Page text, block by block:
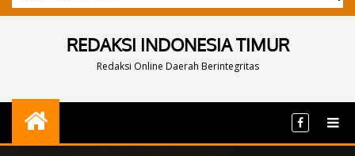
REDAKSI INDONESIA TIMUR
Redaksi Online Daerah Berintegritas